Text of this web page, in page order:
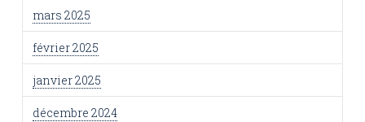
mars 2025
février 2025
janvier 2025
décembre 2024